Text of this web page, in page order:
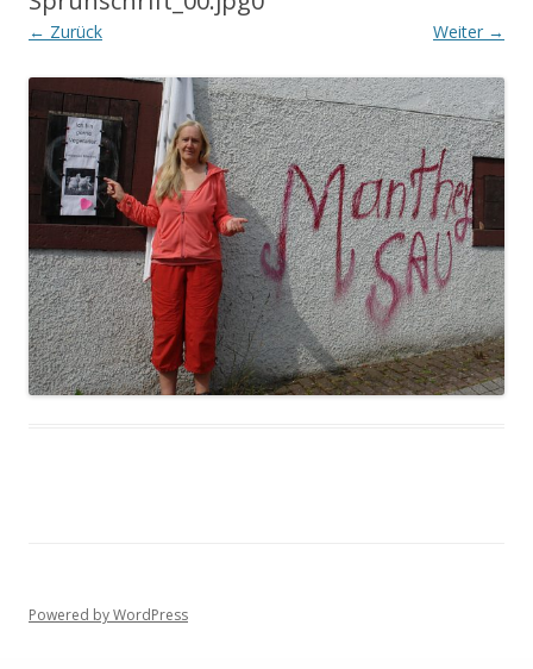
← Zurück Weiter →
Powered by WordPress